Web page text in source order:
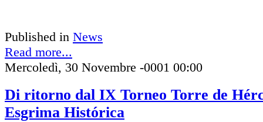
Published in News
Read more...
Mercoledì, 30 Novembre -0001 00:00
Di ritorno dal IX Torneo Torre de
Esgrima Histórica